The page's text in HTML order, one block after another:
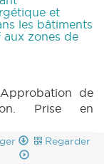
|
|
695 n4 (2021-
(2021-2022)
2022) (PDF)
(PDF)
|
et
les bâtiments
zones de
de
Prise en
Regarder